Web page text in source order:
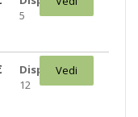
5
Disponibili:
12
Vedi